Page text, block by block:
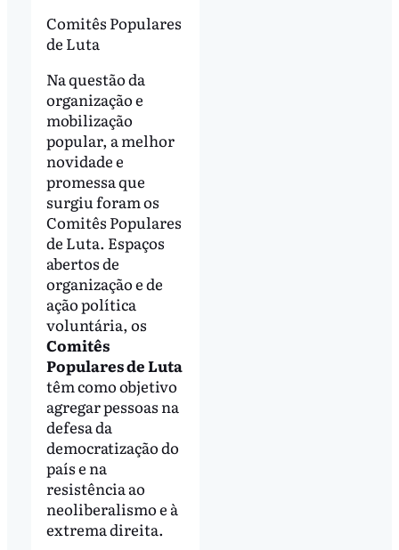
Comitês Populares
de Luta
Na questão da
organização e
mobilização
popular, a melhor
novidade e
promessa que
surgiu foram os
Comitês Populares
de Luta. Espaços
abertos de
organização e de
ação política
voluntária, os
Comitês
Populares de Luta
têm como objetivo
agregar pessoas na
defesa da
democratização do
país e na
resistência ao
neoliberalismo e à
extrema direita.